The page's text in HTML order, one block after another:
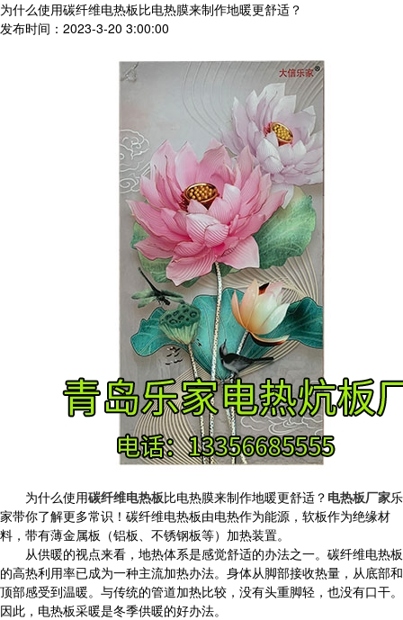
为什么使用碳纤维电热板比电热膜来制作地暖更舒适？
发布时间：2023-3-20 3:00:00
为什么使用碳纤维电热板比电热膜来制作地暖更舒适？ 电热板厂家乐
家带你了解更多常识！碳纤维电热板由电热作为能源，软板作为绝缘材
料，带有薄金属板（铝板、不锈钢板等）加热装置。
从供暖的视点来看，地热体系是感觉舒适的办法之一。碳纤维电热板
的高热利用率已成为一种主流加热办法。身体从脚部接收热量，从底部和
顶部感受到温暖。与传统的管道加热比较，没有头重脚轻，也没有口干。
因此，电热板采暖是冬季供暖的好办法。